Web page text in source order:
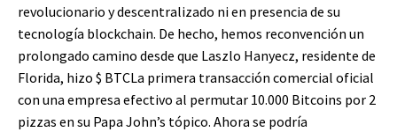
revolucionario y descentralizado ni en presencia de su
tecnología blockchain. De hecho, hemos reconvención un
prolongado camino desde que Laszlo Hanyecz, residente de
Florida, hizo $ BTCLa primera transacción comercial oficial
con una empresa efectivo al permutar 10.000 Bitcoins por 2
pizzas en su Papa John’s tópico. Ahora se podría